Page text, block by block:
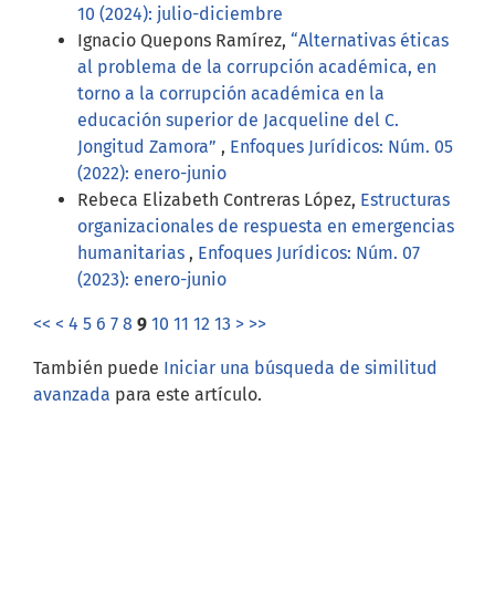
10 (2024): julio-diciembre
Ignacio Quepons Ramírez, “Alternativas éticas
al problema de la corrupción académica, en
torno a la corrupción académica en la
educación superior de Jacqueline del C.
Jongitud Zamora” , Enfoques Jurídicos: Núm. 05
(2022): enero-junio
Rebeca Elizabeth Contreras López, Estructuras
organizacionales de respuesta en emergencias
humanitarias , Enfoques Jurídicos: Núm. 07
(2023): enero-junio
<< < 4 5 6 7 8 9 10 11 12 13 > >>
También puede Iniciar una búsqueda de similitud
avanzada para este artículo.